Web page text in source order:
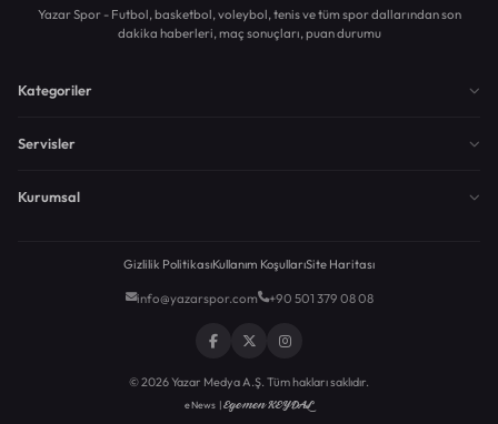
Yazar Spor - Futbol, basketbol, voleybol, tenis ve tüm spor dallarından son
dakika haberleri, maç sonuçları, puan durumu
Kategoriler
Servisler
Kurumsal
Gizlilik PolitikasıKullanım KoşullarıSite Haritası
info@yazarspor.com +90 501 379 08 08
© 2026 Yazar Medya A.Ş. Tüm hakları saklıdır.
eNews |Egemen KEYDAL